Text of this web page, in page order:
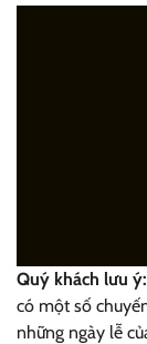
Quý khách lưu ý:
có một số
những ngày lễ